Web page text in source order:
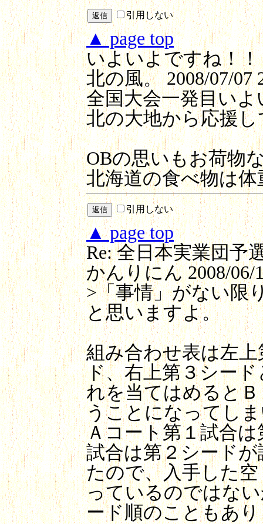
引用しない
▲ page top
いよいよですね！！
北の風。2008/07/07
全国大会一発目い
北の大地から応援
OBの思いもお荷物
北海道の食べ物は
引用しない
▲ page top
Re: 全日本実業団予
かんりにん2008/06/
>「事情」がない限
と思いますよ。
組み合わせ表は左
ド、右上第３シー
れを当てはめると
うことになってし
Ａコート第１試合
試合は第２シード
たので、入手した
っているのではな
ード順のこともあ